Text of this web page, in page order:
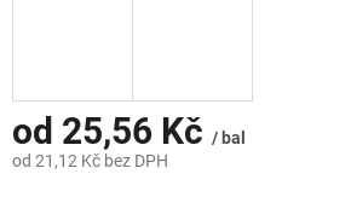
od 25,56 Kč / bal
od 21,12 Kč bez DPH